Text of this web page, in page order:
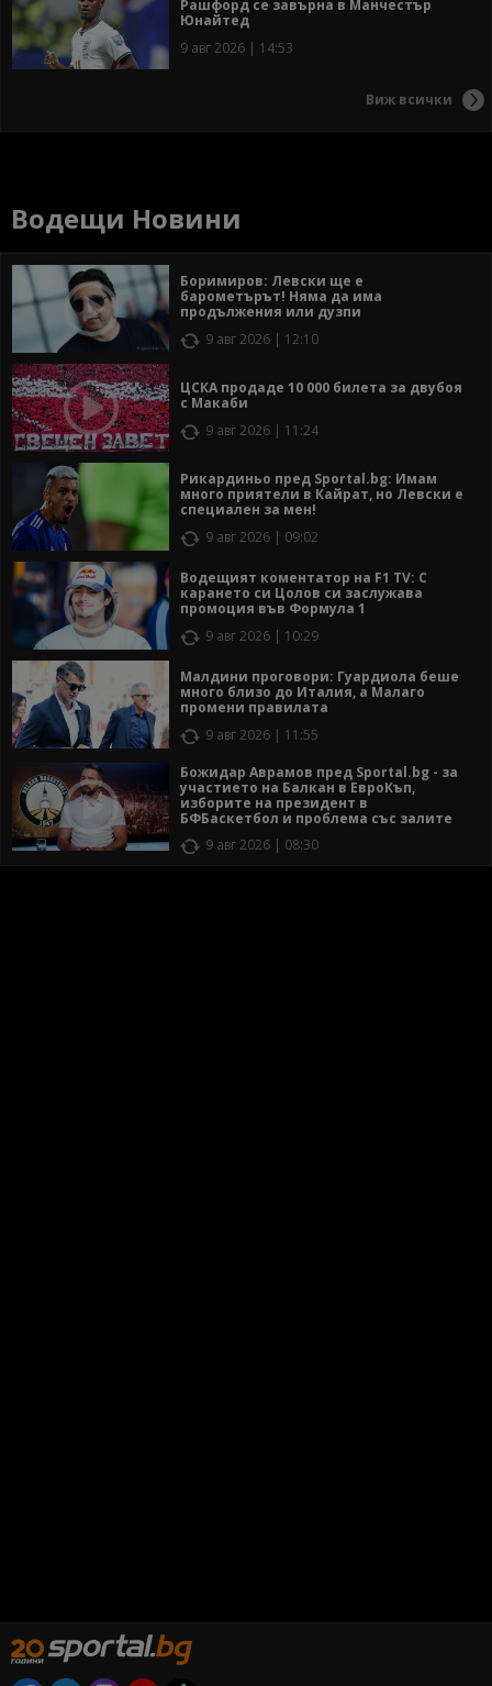
Рашфорд се завърна в Манчестър
Юнайтед
9 авг 2026 | 14:53
Виж всички
Водещи Новини
Боримиров: Левски ще е
барометърът! Няма да има
продължения или дузпи
9 авг 2026 | 12:10
ЦСКА продаде 10 000 билета за двубоя
с Макаби
9 авг 2026 | 11:24
Рикардиньо пред Sportal.bg: Имам
много приятели в Кайрат, но Левски е
специален за мен!
9 авг 2026 | 09:02
Водещият коментатор на F1 TV: С
карането си Цолов си заслужава
промоция във Формула 1
9 авг 2026 | 10:29
Малдини проговори: Гуардиола беше
много близо до Италия, а Малаго
промени правилата
9 авг 2026 | 11:55
Божидар Аврамов пред Sportal.bg - за
участието на Балкан в ЕвроКъп,
изборите на президент в
БФБаскетбол и проблема със залите
9 авг 2026 | 08:30